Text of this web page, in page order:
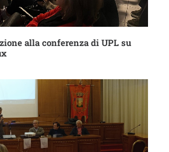
alla conferenza di UPL su